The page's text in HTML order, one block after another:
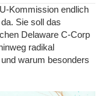
bilden
Kunden. Die
ist
Angebot?
Kommission endlich
Sie soll das
Delaware C-Corp
radikal
warum besonders